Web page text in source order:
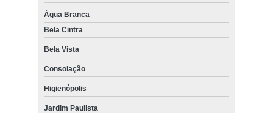
Água Branca
Bela Cintra
Bela Vista
Consolação
Higienópolis
Jardim Paulista